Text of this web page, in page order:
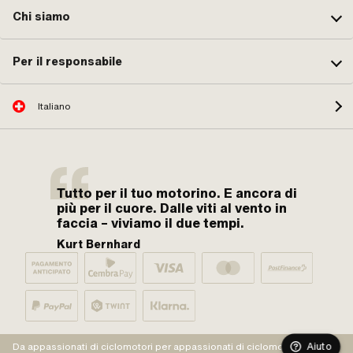
Chi siamo
Per il responsabile
Italiano
Tutto per il tuo motorino. E ancora di
più per il cuore. Dalle viti al vento in
faccia – viviamo il due tempi.
Kurt Bernhard
Da appassionati di ciclomotori per appassionati di ciclomotori. Aiuto